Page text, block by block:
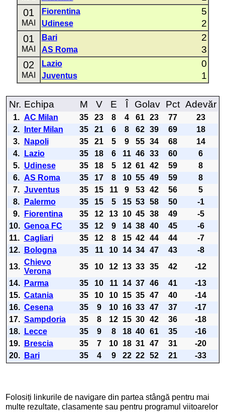
01
MAI
Fiorentina 5
Udinese 2
01
MAI
Bari 2
AS Roma 3
02
MAI
Lazio 0
Juventus 1
Nr. Echipa M V E Î Golav Pct Adevăr
1. AC Milan 35 23 8 4 61 23 77
23
2.
Inter Milan 35 21 6 8 62 39 69
18
3.
Napoli 35 21 5 9 55 34 68
14
4.
Lazio 35 18 6 11 46 33 60
6
5.
Udinese 35 18 5 12 61 42 59
8
6. AS Roma 35 17 8 10 55 49 59
8
7. Juventus 35 15 11 9 53 42 56
5
8.
Palermo 35 15 5 15 53 58 50
-1
9.
Fiorentina 35 12 13 10 45 38 49
-5
10. Genoa FC 35 12 9 14 38 40 45
-6
11. Cagliari 35 12 8 15 42 44 44
-7
12.
Bologna 35 11 10 14 34 47 43
-8
13.
Chievo
Verona
35 10 12 13 33 35 42
-12
14.
Parma 35 10 11 14 37 46 41
-13
15. Catania 35 10 10 15 35 47 40
-14
16. Cesena 35 9 10 16 33 47 37
-17
17. Sampdoria 35 8 12 15 30 42 36
-18
18.
Lecce 35 9 8 18 40 61 35
-16
19.
Brescia 35 7 10 18 31 47 31
-20
20.
Bari 35 4 9 22 22 52 21 -33
Folosiți linkurile de navigare din partea stângă pentru mai
multe rezultate, clasamente sau pentru programul viitoarelor